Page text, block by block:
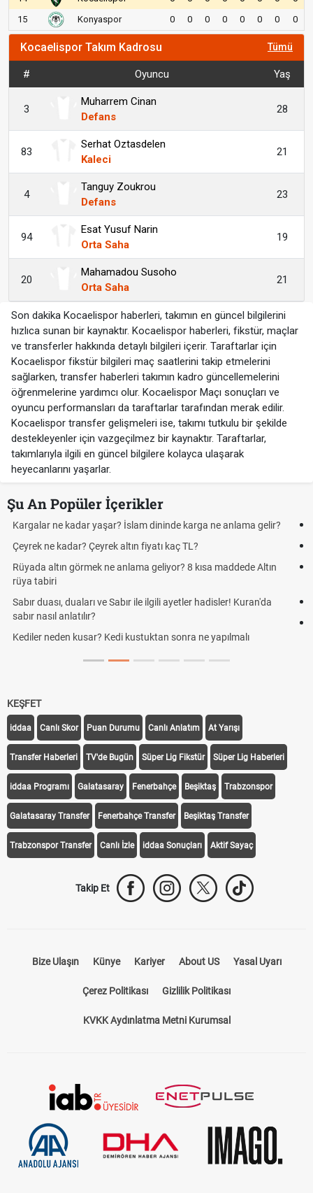
15
Konyaspor 0 0 0 0 0 0 0 0
Kocaelispor Takım Kadrosu Tümü
# Oyuncu Yaş
3
Muharrem Cinan
Defans
28
83
Serhat Oztasdelen
Kaleci
21
4
Tanguy Zoukrou
Defans
23
94
Esat Yusuf Narin
Orta Saha
19
20
Mahamadou Susoho
Orta Saha
21
Son dakika Kocaelispor haberleri, takımın en güncel bilgilerini
hızlıca sunan bir kaynaktır. Kocaelispor haberleri, fikstür, maçlar
ve transferler hakkında detaylı bilgileri içerir. Taraftarlar için
Kocaelispor fikstür bilgileri maç saatlerini takip etmelerini
sağlarken, transfer haberleri takımın kadro güncellemelerini
öğrenmelerine yardımcı olur. Kocaelispor Maçı sonuçları ve
oyuncu performansları da taraftarlar tarafından merak edilir.
Kocaelispor transfer gelişmeleri ise, takımı tutkulu bir şekilde
destekleyenler için vazgeçilmez bir kaynaktır. Taraftarlar,
takımlarıyla ilgili en güncel bilgilere kolayca ulaşarak
heyecanlarını yaşarlar.
Şu An Popüler İçerikler
Futbolda ofsayt nedir? Ofsayt nasıl anlatılır?
Kravat nasıl bağlanır? En kolay kravat bağlama yöntemi
Cemre düştü mü? Kış cemresi ne zaman düşer? Cemre düştü ne
demek
Rüyada kedi görmek en anlama geliyor? Kedi rüya tabiri
Evde çilek reçeli nasıl yapılır? Kimsenin bilmediği farklı çilek reçeli
tarifi
KEŞFET
iddaa Canlı Skor Puan Durumu Canlı Anlatım At Yarışı
Transfer Haberleri TV'de Bugün Süper Lig Fikstür Süper Lig Haberleri
iddaa Programı Galatasaray Fenerbahçe Beşiktaş Trabzonspor
Galatasaray Transfer Fenerbahçe Transfer Beşiktaş Transfer
Trabzonspor Transfer Canlı İzle iddaa Sonuçları Aktif Sayaç
Takip Et
Bize Ulaşın Künye Kariyer About US Yasal Uyarı
Çerez Politikası Gizlilik Politikası
KVKK Aydınlatma Metni Kurumsal